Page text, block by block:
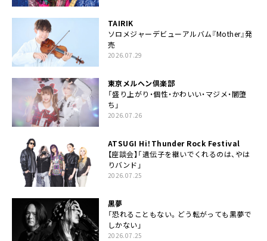
TAIRIK
ソロメジャーデビューアルバム『Mother』発
売
2026.07.29
東京メルヘン倶楽部
「盛り上がり・個性・かわいい・マジメ・闇堕
ち」
2026.07.26
ATSUGI Hi！Thunder Rock Festival
【座談会】「遺伝子を継いでくれるのは、やは
りバンド」
2026.07.25
黒夢
「恐れることもない。どう転がっても黒夢で
しかない」
2026.07.25